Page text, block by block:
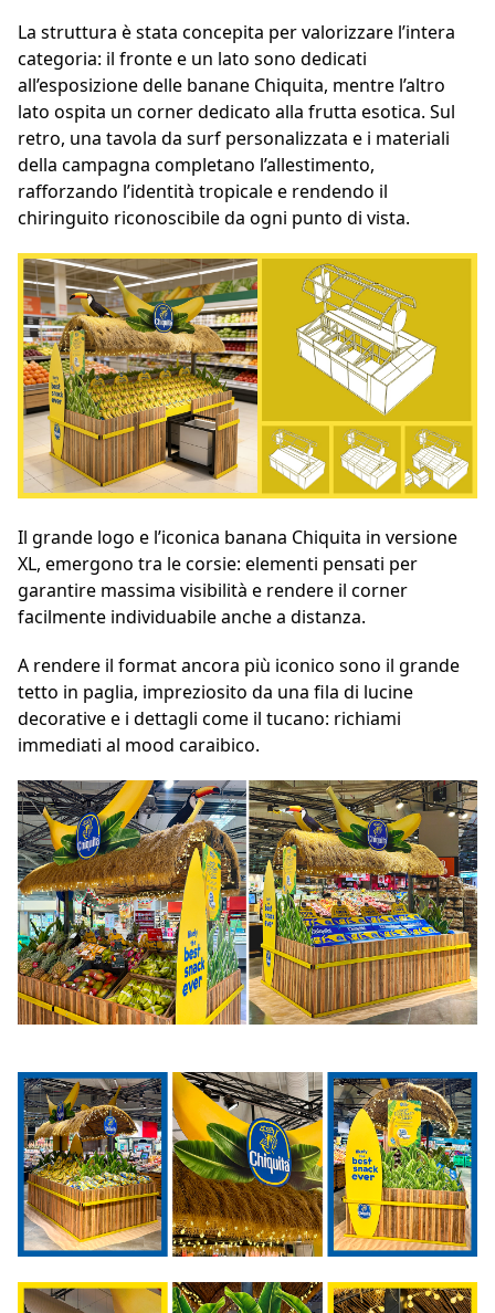
La struttura è stata concepita per valorizzare l’intera
categoria: il fronte e un lato sono dedicati
all’esposizione delle banane Chiquita, mentre l’altro
lato ospita un corner dedicato alla frutta esotica. Sul
retro, una tavola da surf personalizzata e i materiali
della campagna completano l’allestimento,
rafforzando l’identità tropicale e rendendo il
chiringuito riconoscibile da ogni punto di vista.
Il grande logo e l’iconica banana Chiquita in versione
XL, emergono tra le corsie: elementi pensati per
garantire massima visibilità e rendere il corner
facilmente individuabile anche a distanza.
A rendere il format ancora più iconico sono il grande
tetto in paglia, impreziosito da una fila di lucine
decorative e i dettagli come il tucano: richiami
immediati al mood caraibico.